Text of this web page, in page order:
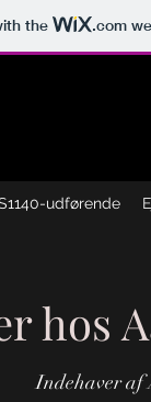
the .com
udførende
hos
Indehaver af